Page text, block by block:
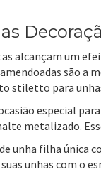
alcançam um
são a
stiletto para
especial
metalizado.
unha filha única
unhas com o